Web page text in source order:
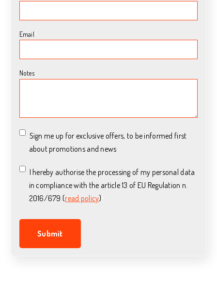
Email
Notes
Sign me up for exclusive offers, to be informed first
about promotions and news
I hereby authorise the processing of my personal data
in compliance with the article 13 of EU Regulation n.
2016/679 (read policy)